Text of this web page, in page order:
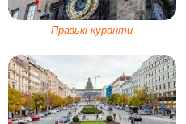
Празькі куранти